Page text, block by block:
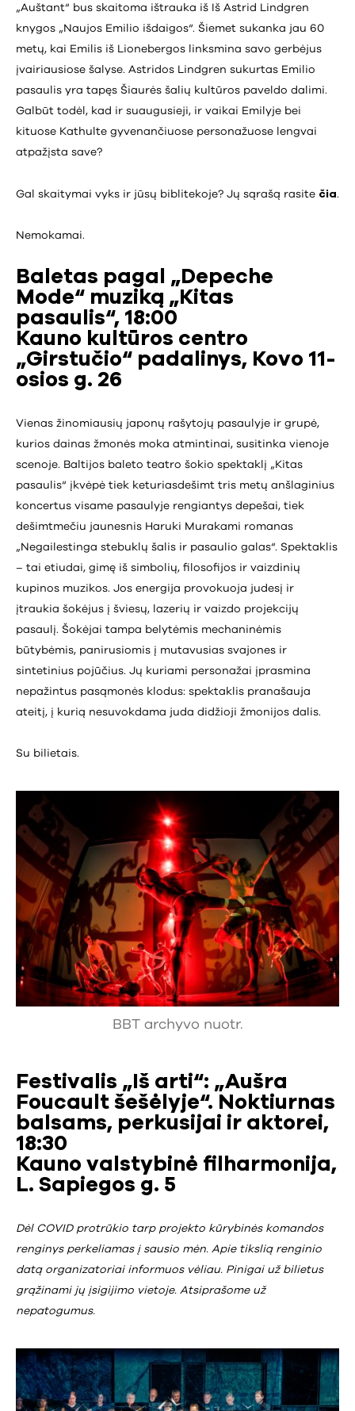
„Auštant“ bus skaitoma ištrauka iš Iš Astrid Lindgren
knygos „Naujos Emilio išdaigos“. Šiemet sukanka jau 60
metų, kai Emilis iš Lionebergos linksmina savo gerbėjus
įvairiausiose šalyse. Astridos Lindgren sukurtas Emilio
pasaulis yra tapęs Šiaurės šalių kultūros paveldo dalimi.
Galbūt todėl, kad ir suaugusieji, ir vaikai Emilyje bei
kituose Kathulte gyvenančiuose personažuose lengvai
atpažįsta save?
Gal skaitymai vyks ir jūsų biblitekoje? Jų sąrašą rasite čia.
Nemokamai.
Baletas pagal „Depeche
Mode“ muziką „Kitas
pasaulis“, 18:00
Kauno kultūros centro
„Girstučio“ padalinys, Kovo 11-
osios g. 26
Vienas žinomiausių japonų rašytojų pasaulyje ir grupė,
kurios dainas žmonės moka atmintinai, susitinka vienoje
scenoje. Baltijos baleto teatro šokio spektaklį „Kitas
pasaulis“ įkvėpė tiek keturiasdešimt tris metų anšlaginius
koncertus visame pasaulyje rengiantys depešai, tiek
dešimtmečiu jaunesnis Haruki Murakami romanas
„Negailestinga stebuklų šalis ir pasaulio galas“. Spektaklis
– tai etiudai, gimę iš simbolių, filosofijos ir vaizdinių
kupinos muzikos. Jos energija provokuoja judesį ir
įtraukia šokėjus į šviesų, lazerių ir vaizdo projekcijų
pasaulį. Šokėjai tampa belytėmis mechaninėmis
būtybėmis, panirusiomis į mutavusias svajones ir
sintetinius pojūčius. Jų kuriami personažai įprasmina
nepažintus pasąmonės klodus: spektaklis pranašauja
ateitį, į kurią nesuvokdama juda didžioji žmonijos dalis.
Su bilietais.
BBT archyvo nuotr.
Festivalis „Iš arti“: „Aušra
Foucault šešėlyje“. Noktiurnas
balsams, perkusijai ir aktorei,
18:30
Kauno valstybinė filharmonija,
L. Sapiegos g. 5
Dėl COVID protrūkio tarp projekto kūrybinės komandos
renginys perkeliamas į sausio mėn. Apie tikslią renginio
datą organizatoriai informuos vėliau. Pinigai už bilietus
grąžinami jų įsigijimo vietoje. Atsiprašome už
nepatogumus.